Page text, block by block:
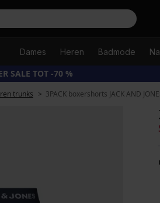
Dames Heren Badmode
SALE TOT -70 %
trunks 3PACK boxershorts JACK AND